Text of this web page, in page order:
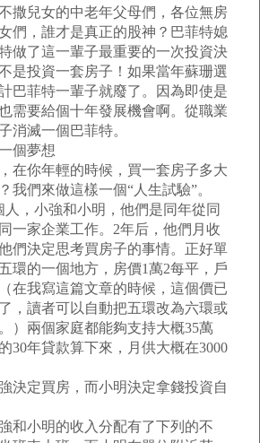
兒女的中老年父母們，各位無房
們，誰才是真正的股神？巴菲特媳
做了這一輩子最重要的一次投資決
是投資一套房子！如果當年蘇珊選
巴菲特一輩子就廢了。因為即使是
需要給個十年發展機會啊。從職業
消滅一個巴菲特。
個夢想
你年輕的時候，買一套房子多大
我們來做這樣一個“人生試驗”。
，小強和小明，他們是同年從同
一家企業工作。2年后，他們月收
們決定思考買房子的事情。正好單
環的一個地方，房價1萬2每平，戶
在我寫這篇文章的時候，這個價已
，讀者可以自動把五環改為六環或
）兩個家庭都能夠支持大概35萬
30年貸款算下來，月供大概在3000
定買房，而小明決定拿錢投資自
小明的收入分配有了下列的不